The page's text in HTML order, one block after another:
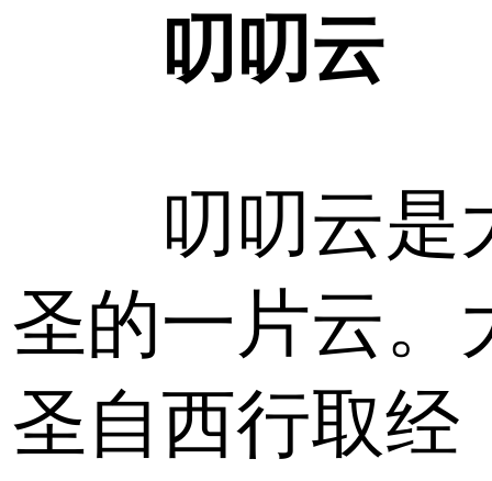
叨叨云
叨叨云是
圣的一片云。
圣自西行取经